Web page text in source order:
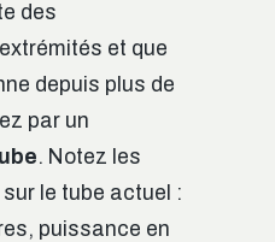
des
et que
depuis plus de
par un
. Notez les
le tube actuel :
puissance en